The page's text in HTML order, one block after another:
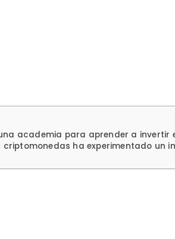
academia para aprender a
criptomonedas ha experimentado un